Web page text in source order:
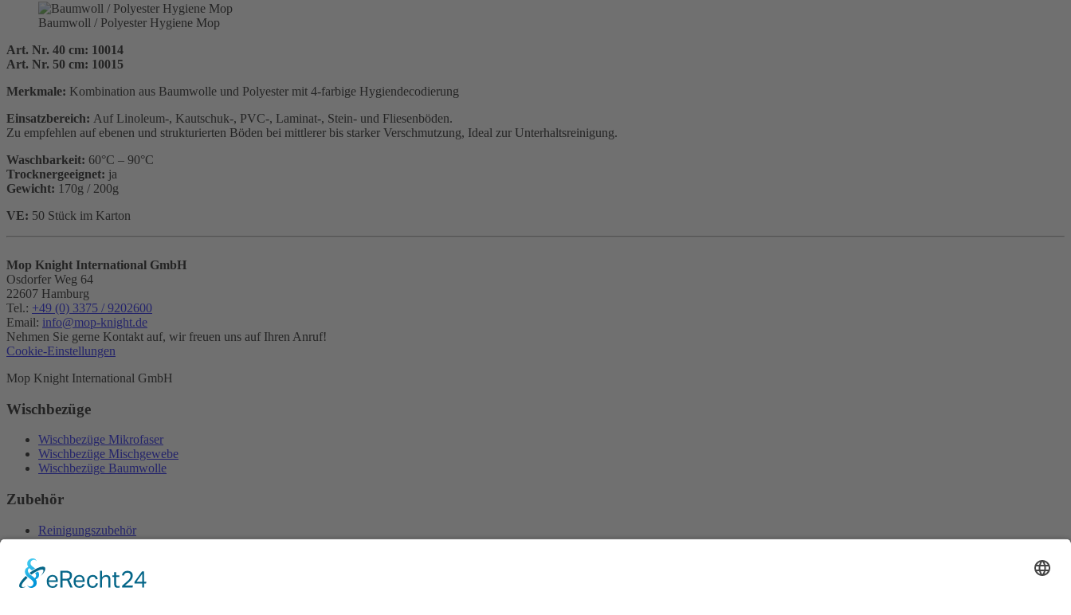
Baumwoll / Polyester Hygiene Mop
Art. Nr. 40 cm: 10014
Art. Nr. 50 cm: 10015
Merkmale: Kombination aus Baumwolle und Polyester mit 4-farbige Hygiendecodierung
Einsatzbereich: Auf Linoleum-, Kautschuk-, PVC-, Laminat-, Stein- und Fliesenböden.
Zu empfehlen auf ebenen und strukturierten Böden bei mittlerer bis starker Verschmutzung, Ideal zur Unterhaltsreinigung.
Waschbarkeit: 60°C – 90°C
Trocknergeeignet: ja
Gewicht: 170g / 200g
VE: 50 Stück im Karton
Mop Knight International GmbH
Osdorfer Weg 64
22607 Hamburg
Tel.: +49 (0) 3375 / 9202600
Email: info@mop-knight.de
Nehmen Sie gerne Kontakt auf, wir freuen uns auf Ihren Anruf!
Cookie-Einstellungen
Mop Knight International GmbH
Wischbezüge
Wischbezüge Mikrofaser
Wischbezüge Mischgewebe
Wischbezüge Baumwolle
Zubehör
Reinigungszubehör
Informationen